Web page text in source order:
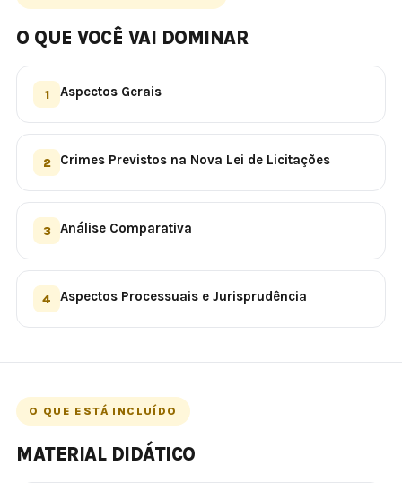
O QUE VOCÊ VAI DOMINAR
1 Aspectos Gerais
2 Crimes Previstos na Nova Lei de Licitações
3 Análise Comparativa
4 Aspectos Processuais e Jurisprudência
O QUE ESTÁ INCLUÍDO
MATERIAL DIDÁTICO